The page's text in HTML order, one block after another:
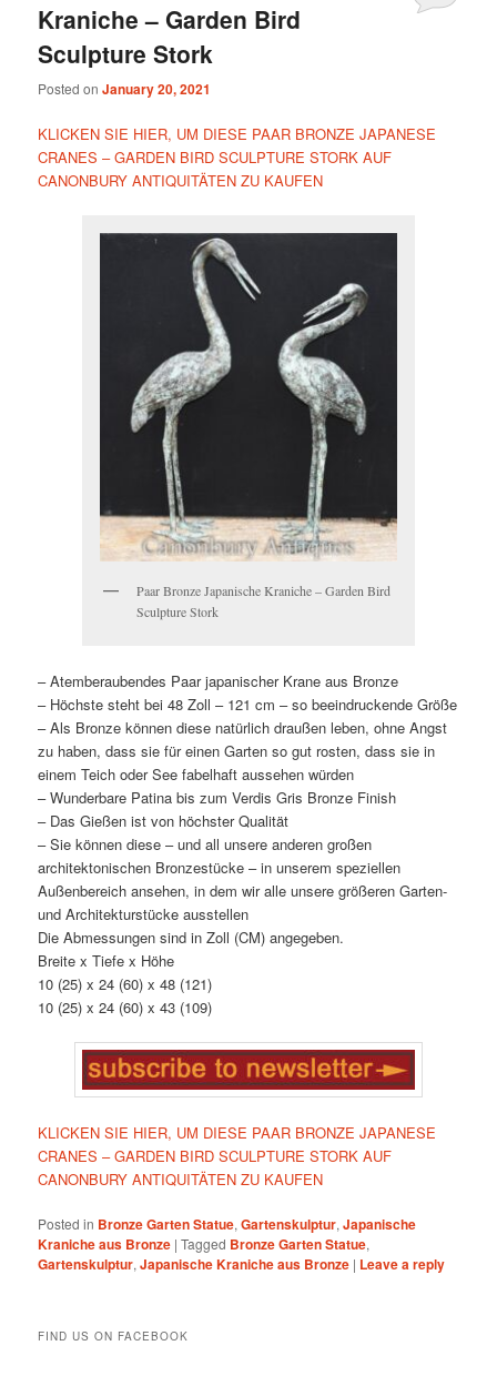
Kraniche – Garden Bird
Sculpture Stork
Posted onJanuary 20, 2021
KLICKEN SIE HIER, UM DIESE PAAR BRONZE JAPANESE
CRANES – GARDEN BIRD SCULPTURE STORK AUF
CANONBURY ANTIQUITÄTEN ZU KAUFEN
Paar Bronze Japanische Kraniche – Garden Bird
Sculpture Stork
– Atemberaubendes Paar japanischer Krane aus Bronze
– Höchste steht bei 48 Zoll – 121 cm – so beeindruckende Größe
– Als Bronze können diese natürlich draußen leben, ohne Angst
zu haben, dass sie für einen Garten so gut rosten, dass sie in
einem Teich oder See fabelhaft aussehen würden
– Wunderbare Patina bis zum Verdis Gris Bronze Finish
– Das Gießen ist von höchster Qualität
– Sie können diese – und all unsere anderen großen
architektonischen Bronzestücke – in unserem speziellen
Außenbereich ansehen, in dem wir alle unsere größeren Garten-
und Architekturstücke ausstellen
Die Abmessungen sind in Zoll (CM) angegeben.
Breite x Tiefe x Höhe
10 (25) x 24 (60) x 48 (121)
10 (25) x 24 (60) x 43 (109)
KLICKEN SIE HIER, UM DIESE PAAR BRONZE JAPANESE
CRANES – GARDEN BIRD SCULPTURE STORK AUF
CANONBURY ANTIQUITÄTEN ZU KAUFEN
Posted in Bronze Garten Statue,Gartenskulptur,Japanische
Kraniche aus Bronze |Tagged Bronze Garten Statue,
Gartenskulptur,Japanische Kraniche aus Bronze | Leave a reply
FIND US ON FACEBOOK